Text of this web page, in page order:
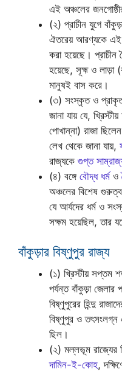
এই অঞ্চলের
(২) প্রাচীন যুগে
ঐতরেয় আরণ্যকে এই
করা হয়েছে। প্রাচীন
হয়েছে, সূহ্ম ও
মানুষই বাস করে।
(৩) সংস্কৃত ও প্রাকৃত
জানা যায় যে,
পোখান্না) রাজা
লেখ থেকে জানা যায়,
রাজ্যকে গুপ্ত
(৪) বঙ্গে বৌদ্ধ ধর্মও
অঞ্চলের বিশেষ গুরুত্ব
যে আর্যদের ধর্ম ও
সক্ষম হয়েছিল, তার
বাঁকুড়ার বিষ্ণুপুর রাজ্য
(১) খ্রিস্টীয় সপ্তম
পর্যন্ত বাঁকুড়া জেলার
বিষ্ণুপুরের হিন্দু
বিষ্ণুপুর ও তৎসংলগ্ন
ছিল।
(২) মল্লভূম রাজ্যের
দামিন-ই-কোহ,